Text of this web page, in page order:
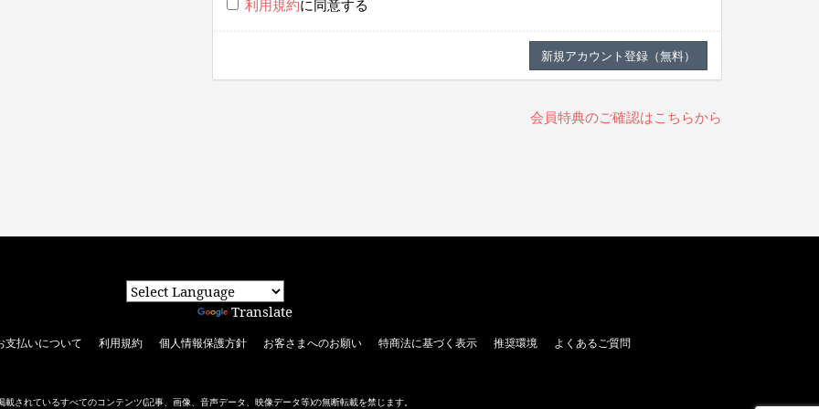
利用規約に同意する
会員特典のご確認はこちらから
Translate
支払いについて 利用規約 個人情報保護方針 お客さまへのお願い 特商法に基づく表示 推奨環境 よくあるご質問
載されているすべてのコンテンツ(記事、画像、音声データ、映像データ等)の無断転載を禁じます。